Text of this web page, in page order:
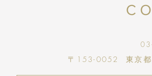
〒153-0052 東京都